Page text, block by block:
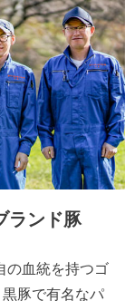
ランド豚
の血統を持つゴ
豚で有名なパ